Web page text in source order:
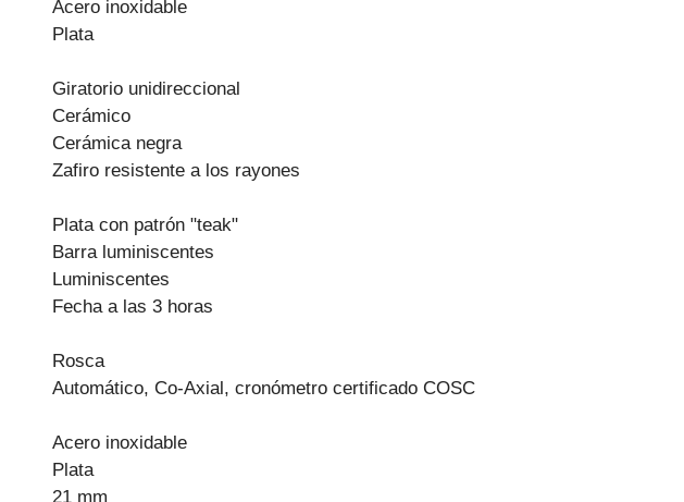
Acero inoxidable
Plata
Giratorio unidireccional
Cerámico
Cerámica negra
Zafiro resistente a los rayones
Plata con patrón "teak"
Barra luminiscentes
Luminiscentes
Fecha a las 3 horas
Rosca
Automático, Co-Axial, cronómetro certificado COSC
Acero inoxidable
Plata
21 mm